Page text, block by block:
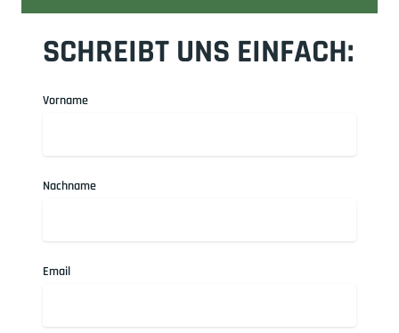
SCHREIBT UNS EINFACH:
Vorname
Nachname
Email